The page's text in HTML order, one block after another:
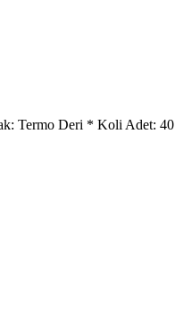
Termo Deri * Koli Adet: 40